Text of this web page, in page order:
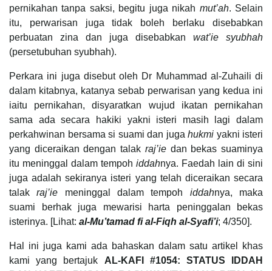
pernikahan tanpa saksi, begitu juga nikah mut’ah. Selain
itu, perwarisan juga tidak boleh berlaku disebabkan
perbuatan zina dan juga disebabkan wat’ie syubhah
(persetubuhan syubhah).
Perkara ini juga disebut oleh Dr Muhammad al-Zuhaili di
dalam kitabnya, katanya sebab perwarisan yang kedua ini
iaitu pernikahan, disyaratkan wujud ikatan pernikahan
sama ada secara hakiki yakni isteri masih lagi dalam
perkahwinan bersama si suami dan juga hukmi yakni isteri
yang diceraikan dengan talak raj’iedan bekas suaminya
itu meninggal dalam tempoh iddahnya. Faedah lain di sini
juga adalah sekiranya isteri yang telah diceraikan secara
talakraj’ie meninggal dalam tempoh iddahnya, maka
suami berhak juga mewarisi harta peninggalan bekas
isterinya. [Lihat: al-Mu’tamad fi al-Fiqh al-Syafi’i; 4/350].
Hal ini juga kami ada bahaskan dalam satu artikel khas
kami yang bertajuk AL-KAFI #1054: STATUS IDDAH